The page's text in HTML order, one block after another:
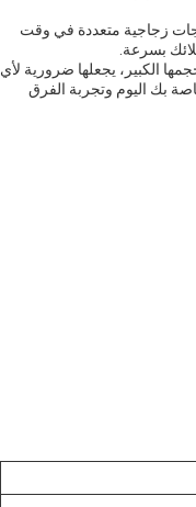
كبيرة لك لإنتاج منتجات زجاجية متعددة في وقت
بسرعة.
الكبير، يجعلها ضرورية لأي
بك اليوم وتجربة الفرق